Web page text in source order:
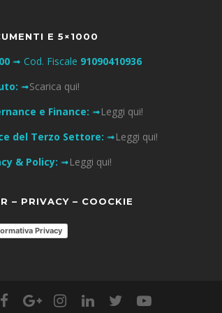
E 5×1000
➟ Cod. Fiscale 91090410936
➟Scarica qui!
e Finance: ➟Leggi qui!
del Terzo Settore: ➟Leggi qui!
& Policy: ➟Leggi qui!
– PRIVACY – COOCKIE
Privacy